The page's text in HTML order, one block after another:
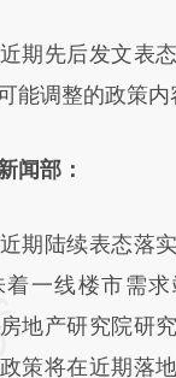
。推荐点击链接
先后发文表态
能调整的政策内
闻部：
陆续表态落实
一线楼市需
地产研究院研
策将在近期落